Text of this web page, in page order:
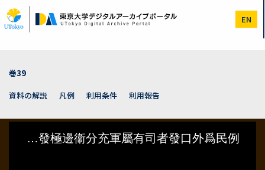
イ
ン
EN
巻39
資料の解説
凡例 利用条件 利用報告